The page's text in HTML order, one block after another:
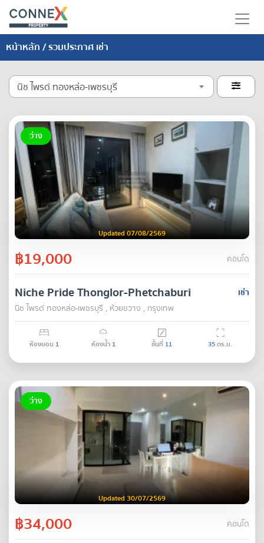
หน้าหลัก/ รวมประกาศ เช่า
นิช ไพรด์ ทองหล่อ-เพชรบุรี 
ว่าง
Updated 07/08/2569
฿19,000 คอนโด
เช่า
Niche Pride Thonglor-Phetchaburi
นิช ไพรด์ ทองหล่อ-เพชรบุรี , ห้วยขวาง , กรุงเทพ
ห้องนอน 1 ห้องน้ำ 1 ชั้นที่ 11 35ตร.ม.
ว่าง
Updated 30/07/2569
฿34,000 คอนโด